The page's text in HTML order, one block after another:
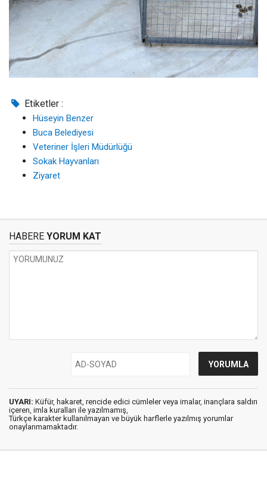
Etiketler :
Hüseyin Benzer
Buca Belediyesi
Veteriner İşleri Müdürlüğü
Sokak Hayvanları
Ziyaret
HABERE YORUM KAT
UYARI: Küfür, hakaret, rencide edici cümleler veya imalar, inançlara saldırı
içeren, imla kuralları ile yazılmamış,
Türkçe karakter kullanılmayan ve büyük harflerle yazılmış yorumlar
onaylanmamaktadır.